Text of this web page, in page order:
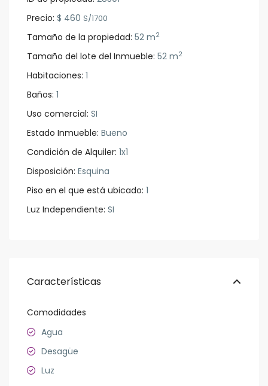
Precio: $ 460S/1700
Tamaño de la propiedad: 52 m2
Tamaño del lote del Inmueble: 52 m2
Habitaciones: 1
Baños: 1
Uso comercial: SI
Estado Inmueble: Bueno
Condición de Alquiler: 1x1
Disposición: Esquina
Piso en el que está ubicado: 1
Luz Independiente: SI
Características
Comodidades
Agua
Desagüe
Luz